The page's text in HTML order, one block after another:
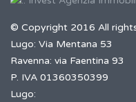
© Copyright 2016 All
Lugo: Via Mentana 53
Ravenna: via Faentina 93
P. IVA 01360350399
Lugo: